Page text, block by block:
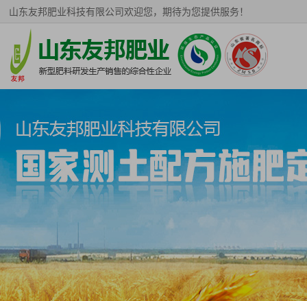
山东友邦肥业科技有限公司欢迎您，期待为您提供服务！